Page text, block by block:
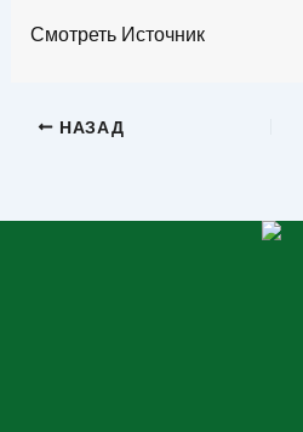
Смотреть Источник
НАЗАД